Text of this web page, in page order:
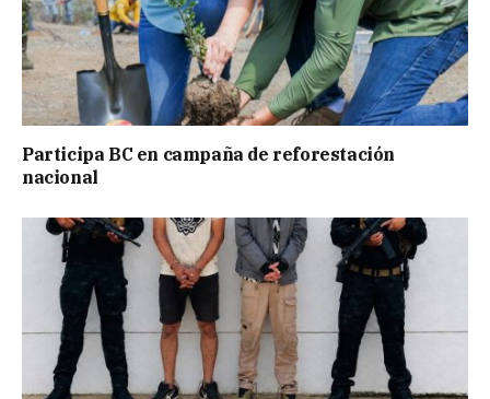
Participa BC en campaña de reforestación
nacional